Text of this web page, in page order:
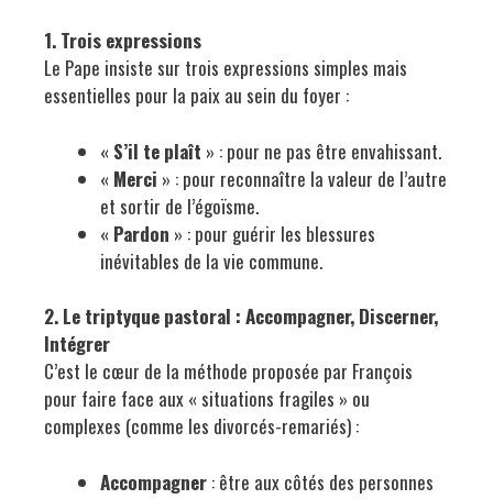
1. Trois expressions
Le Pape insiste sur trois expressions simples mais
essentielles pour la paix au sein du foyer :
« S’il te plaît » : pour ne pas être envahissant.
« Merci » : pour reconnaître la valeur de l’autre
et sortir de l’égoïsme.
« Pardon » : pour guérir les blessures
inévitables de la vie commune.
2. Le triptyque pastoral : Accompagner, Discerner,
Intégrer
C’est le cœur de la méthode proposée par François
pour faire face aux « situations fragiles » ou
complexes (comme les divorcés-remariés) :
Accompagner : être aux côtés des personnes